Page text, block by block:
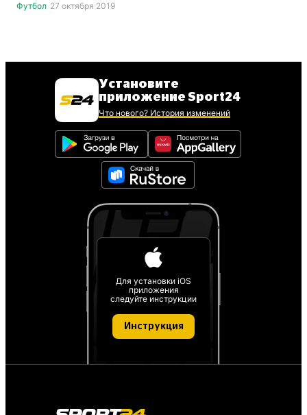
Футбол 27 октября 2019
Установите
приложение Sport24
Что нового? История изменений
Для установки iOS
приложения
следуйте инструкции
Инструкция